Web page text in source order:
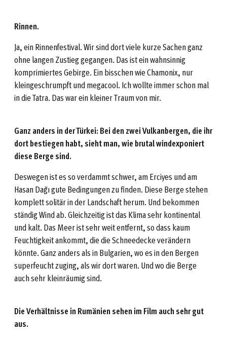
Rinnen.
Ja, ein Rinnenfestival. Wir sind dort viele kurze Sachen ganz
ohne langen Zustieg gegangen. Das ist ein wahnsinnig
komprimiertes Gebirge. Ein bisschen wie Chamonix, nur
kleingeschrumpft und megacool. Ich wollte immer schon mal
in die Tatra. Das war ein kleiner Traum von mir.
Ganz anders in der Türkei: Bei den zwei Vulkanbergen, die ihr
dort bestiegen habt, sieht man, wie brutal windexponiert
diese Berge sind.
Deswegen ist es so verdammt schwer, am Erciyes und am
Hasan Dağı gute Bedingungen zu finden. Diese Berge stehen
komplett solitär in der Landschaft herum. Und bekommen
ständig Wind ab. Gleichzeitig ist das Klima sehr kontinental
und kalt. Das Meer ist sehr weit entfernt, so dass kaum
Feuchtigkeit ankommt, die die Schneedecke verändern
könnte. Ganz anders als in Bulgarien, wo es in den Bergen
superfeucht zuging, als wir dort waren. Und wo die Berge
auch sehr kleinräumig sind.
Die Verhältnisse in Rumänien sehen im Film auch sehr gut
aus.